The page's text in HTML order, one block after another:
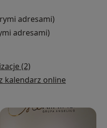
staram się
adresami)
adresami)
(2)
kalendarz online